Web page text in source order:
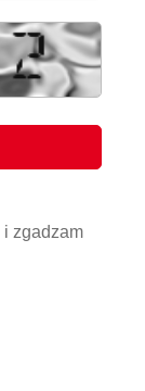
i zgadzam